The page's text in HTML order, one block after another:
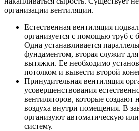
организации вентиляции.
Естественная вентиляция
организуется с помощью труб с
Одна устанавливается
фундаментом, вторая служит
вытяжки. Ее необходимо
потолком и вывести второй
Принудительная вентиляция
усовершенствования
вентиляторов, которые создают
воздуха внутри помещения. В
организуют автоматическую
систему.